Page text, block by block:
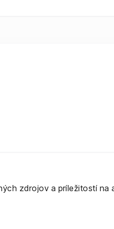
zdrojov a príležitostí na